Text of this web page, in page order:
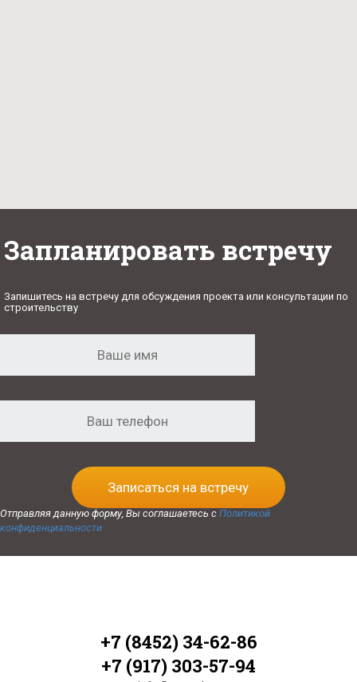
Запланировать встречу
Запишитесь на встречу для обсуждения проекта или консультации по
строительству
Записаться на встречу
Отправляя данную форму, Вы соглашаетесь с Политикой
конфиденциальности
+7 (8452) 34-62-86
+7 (917) 303-57-94